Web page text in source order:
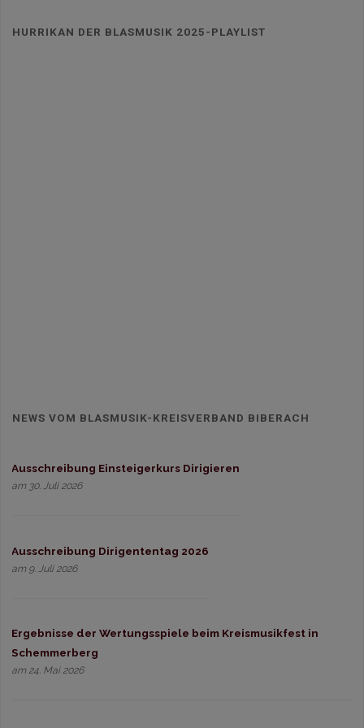
HURRIKAN DER BLASMUSIK 2025-PLAYLIST
NEWS VOM BLASMUSIK-KREISVERBAND BIBERACH
Ausschreibung Einsteigerkurs Dirigieren
am 30. Juli 2026
Ausschreibung Dirigententag 2026
am 9. Juli 2026
Ergebnisse der Wertungsspiele beim Kreismusikfest in
Schemmerberg
am 24. Mai 2026